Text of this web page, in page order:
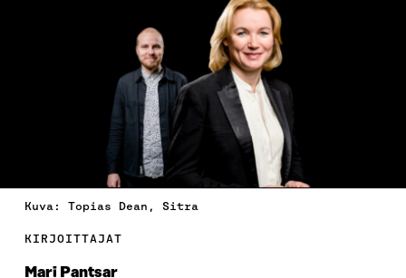
Kuva: Topias Dean, Sitra
KIRJOITTAJAT
Mari Pantsar